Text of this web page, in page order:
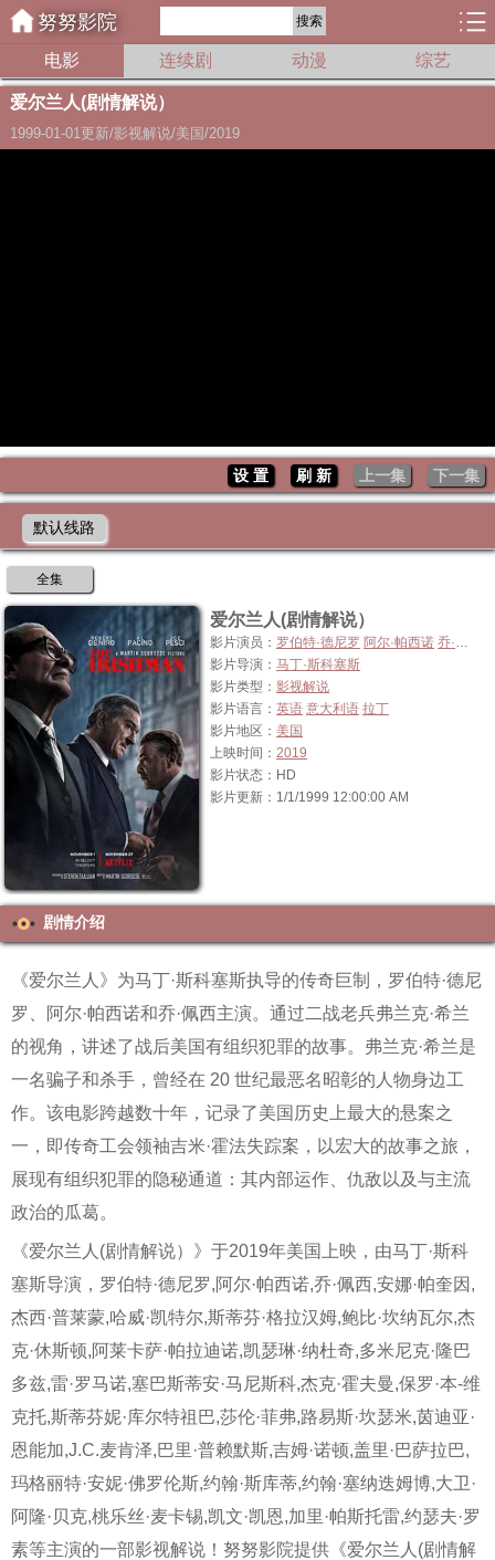
努努影院 搜索
电影 连续剧 动漫 综艺
爱尔兰人(剧情解说）
1999-01-01更新/影视解说/美国/2019
设 置 刷 新 上一集 下一集
默认线路
全集
爱尔兰人(剧情解说）
影片演员： 罗伯特·德尼罗 阿尔·帕西诺 乔·佩西
影片导演：马丁·斯科塞斯
影片类型：影视解说
影片语言：英语 意大利语 拉丁
影片地区：美国
上映时间：2019
影片状态：HD
影片更新：1/1/1999 12:00:00 AM
剧情介绍
《爱尔兰人》为马丁·斯科塞斯执导的传奇巨制，罗伯特·德尼
罗、阿尔·帕西诺和乔·佩西主演。通过二战老兵弗兰克·希兰
的视角，讲述了战后美国有组织犯罪的故事。弗兰克·希兰是
一名骗子和杀手，曾经在 20 世纪最恶名昭彰的人物身边工
作。该电影跨越数十年，记录了美国历史上最大的悬案之
一，即传奇工会领袖吉米·霍法失踪案，以宏大的故事之旅，
展现有组织犯罪的隐秘通道：其内部运作、仇敌以及与主流
政治的瓜葛。
《爱尔兰人(剧情解说）》于2019年美国上映，由马丁·斯科
塞斯导演，罗伯特·德尼罗,阿尔·帕西诺,乔·佩西,安娜·帕奎因,
杰西·普莱蒙,哈威·凯特尔,斯蒂芬·格拉汉姆,鲍比·坎纳瓦尔,杰
克·休斯顿,阿莱卡萨·帕拉迪诺,凯瑟琳·纳杜奇,多米尼克·隆巴
多兹,雷·罗马诺,塞巴斯蒂安·马尼斯科,杰克·霍夫曼,保罗·本-维
克托,斯蒂芬妮·库尔特祖巴,莎伦·菲弗,路易斯·坎瑟米,茵迪亚·
恩能加,J.C.麦肯泽,巴里·普赖默斯,吉姆·诺顿,盖里·巴萨拉巴,
玛格丽特·安妮·佛罗伦斯,约翰·斯库蒂,约翰·塞纳迭姆博,大卫·
阿隆·贝克,桃乐丝·麦卡锡,凯文·凯恩,加里·帕斯托雷,约瑟夫·罗
素等主演的一部影视解说！努努影院提供《爱尔兰人(剧情解